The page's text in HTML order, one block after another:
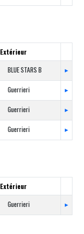
Extérieur
BLUE STARS B ▸
Guerrieri ▸
Guerrieri ▸
Guerrieri ▸
Extérieur
Guerrieri ▸